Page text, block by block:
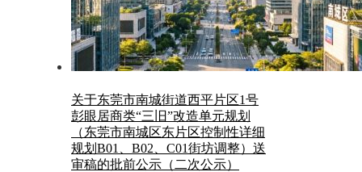
关于东莞市南城街道西平片区1号
彭眼居商类“三旧”改造单元规划
（东莞市南城区东片区控制性详细
规划B01、B02、C01街坊调整）送
审稿的批前公示（二次公示）